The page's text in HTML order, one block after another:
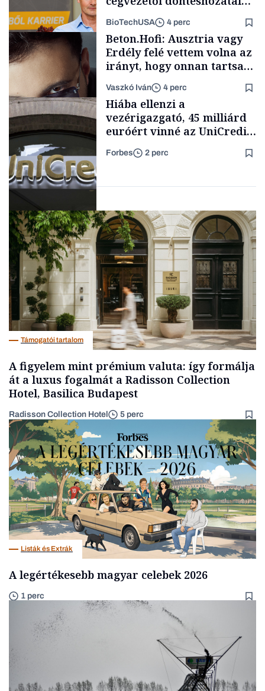
Milliárdosok
Content Lab HUB
BioTechUSA 4 perc
Forbes-sztori
Beton.Hofi: Ausztria vagy
Erdély felé vettem volna az
irányt, hogy onnan tartsam
zenét
Vaszkó Iván 4 perc
Bank
Hiába ellenzi a
vezérigazgató, 45 milliárd
euróért vinné az UniCredit
bankot
Forbes 2 perc
Támogatói tartalom
A figyelem mint prémium valuta: így formálja
át a luxus fogalmát a Radisson Collection
Hotel, Basilica Budapest
Radisson Collection Hotel 5 perc
Listák és Extrák
A legértékesebb magyar celebek 2026
1 perc